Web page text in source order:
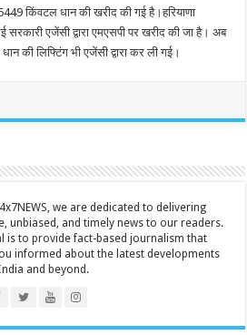
किंवटल धान की खरीद की गई है।हरियाणा
एजेंसी द्वारा एमएसपी पर खरीद की जा है। अब
की लिफ्टिंग भी एजेंसी द्वारा कर ली गई।
we are dedicated to delivering
unbiased, and timely news to our readers.
is to provide fact-based journalism that
informed about the latest developments
and beyond.